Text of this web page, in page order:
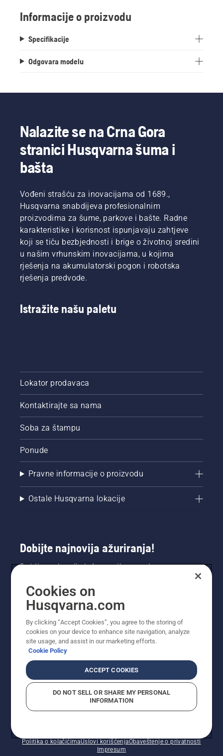
Informacije o proizvodu
Specifikacije
Odgovara modelu
Nalazite se na Crna Gora
stranici Husqvarna šuma i
bašta
Vođeni strašću za inovacijama od 1689.,
Husqvarna snabdijeva profesionalnim
proizvodima za šume, parkove i bašte. Radne
karakteristike i korisnost ispunjavaju zahtjeve
koji se tiču bezbjednosti i brige o životnoj sredini
u našim vrhunskim inovacijama, u kojima
rješenja na akumulatorski pogon i robotska
rješenja predvode.
Istražite našu paletu
Lokator prodavaca
Kontaktirajte sa nama
Soba za štampu
Ponude
Pravne informacije o proizvodu
Ostale Husqvarna lokacije
Dobijte najnovija ažuriranja!
Dobijte najnovije informacije o novim
proizvodima, specijalnim ponudama i još mnogo
toga. Prijavite se na naš bilten ovdje.
Politika o kolačićimaUslovi korišćenjaObaveštenje o privatnosti
Impresum
Cookies on
Husqvarna.com
By clicking “Accept Cookies”, you agree to the storing of
cookies on your device to enhance site navigation, analyze
site usage, and assist in our marketing efforts.
Cookie Policy
ACCEPT COOKIES
DO NOT SELL OR SHARE MY PERSONAL
INFORMATION